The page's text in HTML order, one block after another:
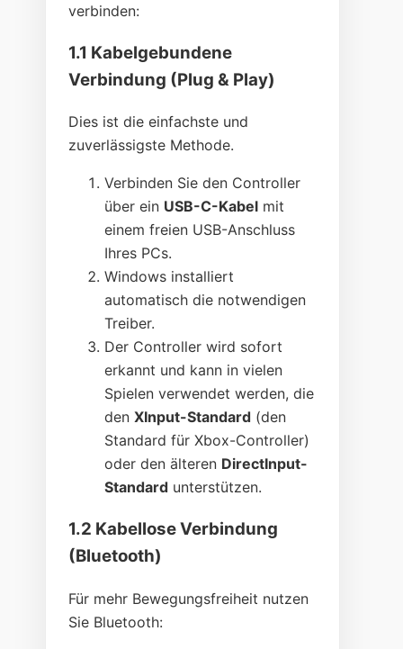
verbinden:
1.1 Kabelgebundene
Verbindung (Plug & Play)
Dies ist die einfachste und
zuverlässigste Methode.
Verbinden Sie den Controller
über ein USB-C-Kabel mit
einem freien USB-Anschluss
Ihres PCs.
Windows installiert
automatisch die notwendigen
Treiber.
Der Controller wird sofort
erkannt und kann in vielen
Spielen verwendet werden, die
denXInput-Standard (den
Standard für Xbox-Controller)
oder den älteren DirectInput-
Standard unterstützen.
1.2 Kabellose Verbindung
(Bluetooth)
Für mehr Bewegungsfreiheit nutzen
Sie Bluetooth: